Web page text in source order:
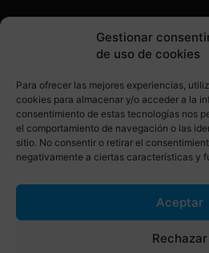
Gestionar
de uso de cookies
Para ofrecer las mejores experiencias,
cookies para almacenar y/o acceder a la
consentimiento de estas tecnologías nos
el comportamiento de navegación o las
sitio. No consentir o retirar el
negativamente a ciertas características y
Aceptar
Rechazar
SÍGUENOS EN
© Torrevieja ON. Desarrollado por